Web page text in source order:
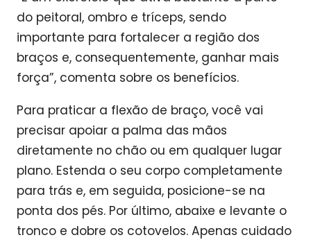
do peitoral, ombro e tríceps, sendo
importante para fortalecer a região dos
braços e, consequentemente, ganhar mais
força”, comenta sobre os benefícios.
Para praticar a flexão de braço, você vai
precisar apoiar a palma das mãos
diretamente no chão ou em qualquer lugar
plano. Estenda o seu corpo completamente
para trás e, em seguida, posicione-se na
ponta dos pés. Por último, abaixe e levante o
tronco e dobre os cotovelos. Apenas cuidado